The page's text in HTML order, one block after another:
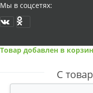
Мы в соцсетях:
Товар добавлен в
С